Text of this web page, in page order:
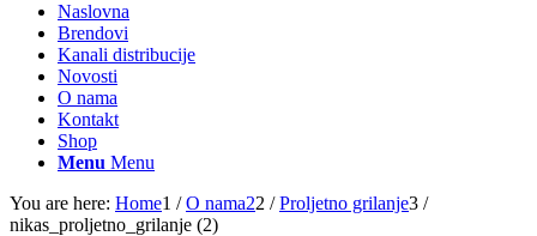
Naslovna
Brendovi
Kanali distribucije
Novosti
O nama
Kontakt
Shop
Menu Menu
You are here: Home1 / O nama22 / Proljetno grilanje3 /
nikas_proljetno_grilanje (2)